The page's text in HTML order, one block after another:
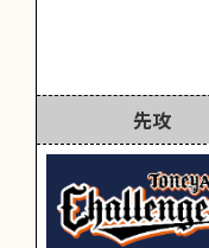
先攻